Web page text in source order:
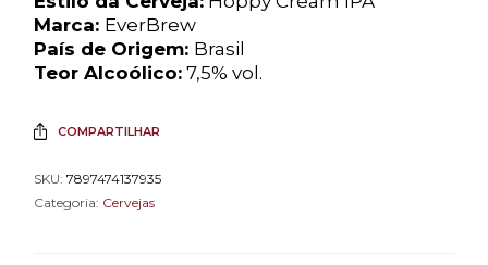
Marca: EverBrew
País de Origem: Brasil
Teor Alcoólico:7,5% vol.
COMPARTILHAR
SKU: 7897474137935
Categoria: Cervejas